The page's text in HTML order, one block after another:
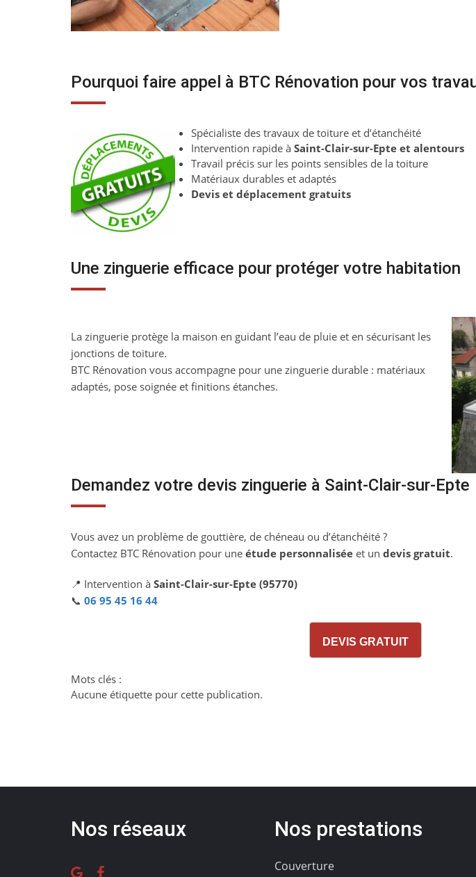
Pourquoi faire appel à BTC Rénovation pour vos
Spécialiste des travaux de toiture et d’étanchéité
Intervention rapide à Saint-Clair-sur-Epte et alentours
Travail précis sur les points sensibles de la toiture
Matériaux durables et adaptés
Devis et déplacement gratuits
Une zinguerie efficace pour protéger votre habitation
La zinguerie protège la maison en guidant l’eau de pluie et en sécurisant les
jonctions de toiture.
BTC Rénovation vous accompagne pour une zinguerie durable : matériaux
adaptés, pose soignée et finitions étanches.
Demandez votre devis zinguerie à Saint-Clair-sur-Epte
Vous avez un problème de gouttière, de chéneau ou d’étanchéité ?
Contactez BTC Rénovation pour une étude personnalisée et un devis gratuit.
📍 Intervention à Saint-Clair-sur-Epte (95770)
📞 06 95 45 16 44
DEVIS GRATUIT
Mots clés :
Aucune étiquette pour cette publication.
Nos réseaux Nos prestations
Couverture